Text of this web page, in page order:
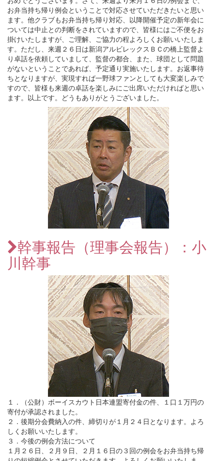
お弁当持ち帰り例会ということで対応させていただきたいと思い
ます。他クラブもお弁当持ち帰り対応、以降開催予定の新年会に
ついては中止との判断をされていますので、皆様にはご不便をお
掛けいたしますが、ご理解、ご協力の程よろしくお願いいたしま
す。ただし、来週２６日は新潟アルビレックスＢＣの橋上監督よ
り卓話を依頼していまして、監督の都合、また、球団として問題
がないということであれば、予定通り実施いたします。お返事待
ちとなりますが、実現すれば一野球ファンとしても大変楽しみで
すので、皆様も来週の卓話を楽しみにご出席いただければと思い
ます。以上です。どうもありがとうございました。
幹事報告（理事会報告）：小
川幹事
１．（公財）ボーイスカウト日本連盟寄付金の件、１口１万円の
寄付が承認されました。
２．後期分会費納入の件、締切りが１月２４日となります。よろ
しくお願いいたします。
３．今後の例会方法について
１月２６日、２月９日、２月１６日の３回の例会をお弁当持ち帰